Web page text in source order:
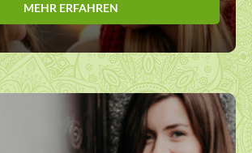
MEHR ERFAHREN